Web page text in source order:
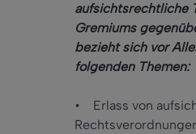
aufsichtsrechtliche
Gremiums
bezieht sich vor
folgenden Themen:
• Erlass von